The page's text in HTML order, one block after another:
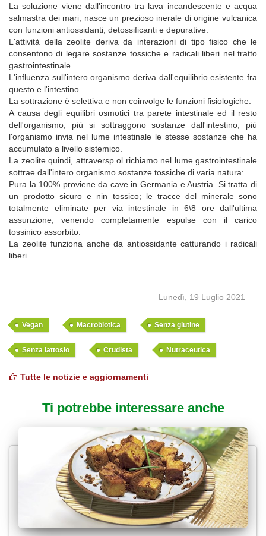
La soluzione viene dall'incontro tra lava incandescente e acqua
salmastra dei mari, nasce un prezioso inerale di origine vulcanica
con funzioni antiossidanti, detossificanti e depurative.
L'attività della zeolite deriva da interazioni di tipo fisico che le
consentono di legare sostanze tossiche e radicali liberi nel tratto
gastrointestinale.
L'influenza sull'intero organismo deriva dall'equilibrio esistente fra
questo e l'intestino.
La sottrazione è selettiva e non coinvolge le funzioni fisiologiche.
A causa degli equilibri osmotici tra parete intestinale ed il resto
dell'organismo, più si sottraggono sostanze dall'intestino, più
l'organismo invia nel lume intestinale le stesse sostanze che ha
accumulato a livello sistemico.
La zeolite quindi, attraversp ol richiamo nel lume gastrointestinale
sottrae dall'intero organismo sostanze tossiche di varia natura:
Pura la 100% proviene da cave in Germania e Austria. Si tratta di
un prodotto sicuro e nin tossico; le tracce del minerale sono
totalmente eliminate per via intestinale in 6\8 ore dall'ultima
assunzione, venendo completamente espulse con il carico
tossinico assorbito.
La zeolite funziona anche da antiossidante catturando i radicali
liberi
Lunedì, 19 Luglio 2021
Vegan Macrobiotica Senza glutine
Senza lattosio Crudista Nutraceutica
Tutte le notizie e aggiornamenti
Ti potrebbe interessare anche